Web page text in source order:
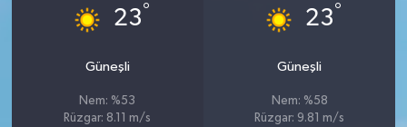
23°
Güneşli
Nem: %53
Rüzgar: 8.11 m/s
23°
Güneşli
Nem: %58
Rüzgar: 9.81 m/s